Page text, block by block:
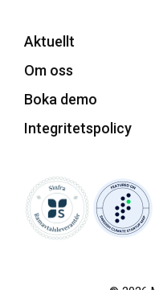
Aktuellt
Om oss
Boka demo
Integritetspolicy